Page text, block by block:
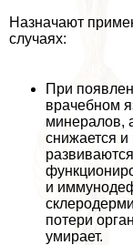
Назначают
случаях:
При
врачебном
минералов,
снижается и
и
потери
умирает.